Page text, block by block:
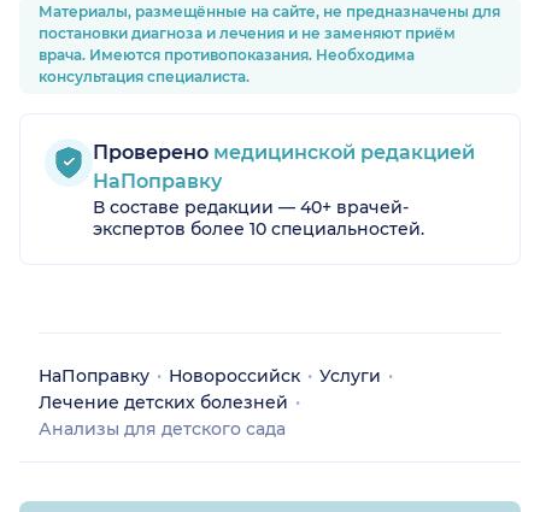
Материалы, размещённые на сайте, не предназначены для
постановки диагноза и лечения и не заменяют приём
врача. Имеются противопоказания. Необходима
консультация специалиста.
Проверено медицинской редакцией
НаПоправку
В составе редакции — 40+ врачей-
экспертов более 10 специальностей.
НаПоправку Новороссийск
Услуги
Лечение детских болезней
Анализы для детского сада